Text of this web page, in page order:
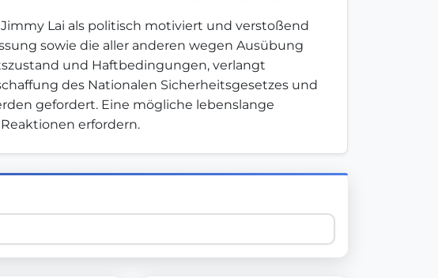
citizens explore thousands of EU Parliament votes in a clear
Lai als politisch motiviert und verstoßend
sowie die aller anderen wegen Ausübung
und Haftbedingungen, verlangt
des Nationalen Sicherheitsgesetzes und
gefordert. Eine mögliche lebenslange
erfordern.